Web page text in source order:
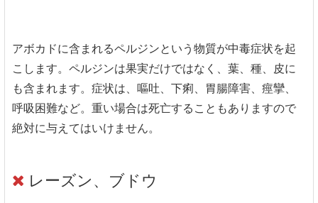
アボカドに含まれるペルジンという物質が中毒症状を起
こします。ペルジンは果実だけではなく、葉、種、皮に
も含まれます。症状は、嘔吐、下痢、胃腸障害、痙攣、
呼吸困難など。重い場合は死亡することもありますので
絶対に与えてはいけません。
レーズン、ブドウ